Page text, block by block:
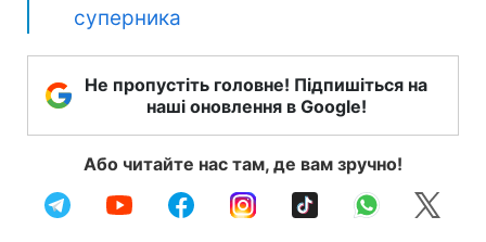
суперника
Не пропустіть головне! Підпишіться на
наші оновлення в Google!
Або читайте нас там, де вам зручно!